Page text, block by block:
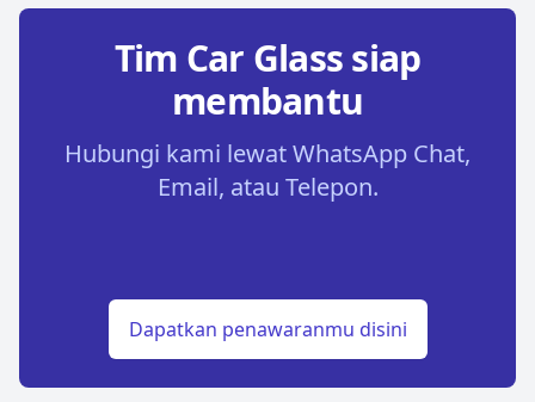
Tim Car Glass siap
membantu
Hubungi kami lewat WhatsApp Chat,
Email, atau Telepon.
Dapatkan penawaranmu disini